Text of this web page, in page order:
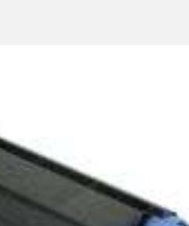
C5250/C5450/C3100/C3200